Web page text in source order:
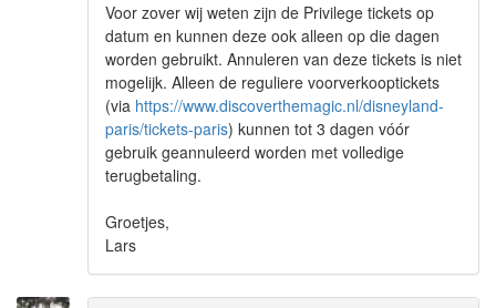
Voor zover wij weten zijn de Privilege tickets op
datum en kunnen deze ook alleen op die dagen
worden gebruikt. Annuleren van deze tickets is niet
mogelijk. Alleen de reguliere voorverkooptickets
(via https://www.discoverthemagic.nl/disneyland-
paris/tickets-paris) kunnen tot 3 dagen vóór
gebruik geannuleerd worden met volledige
terugbetaling.
Groetjes,
Lars